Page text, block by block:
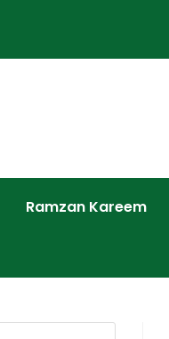
Ramzan Kareem